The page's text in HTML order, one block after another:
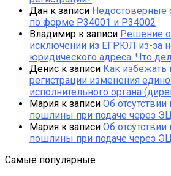
Дан к записи
по форме Р34001 и Р34002
Владимир к записи Решение
исключении из ЕГРЮЛ из-за
юридического адреса. Что
Денис к записи Как избежать
регистрации изменения
исполнительного органа
Мария к записи Об
пошлины при подаче через
Мария к записи Об
пошлины при подаче через
Самые популярные